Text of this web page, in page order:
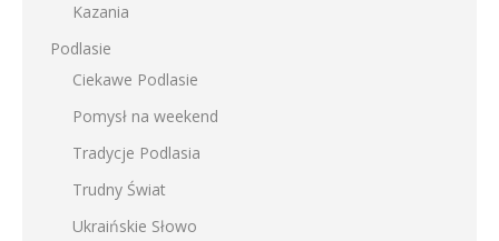
Kazania
Podlasie
Ciekawe Podlasie
Pomysł na weekend
Tradycje Podlasia
Trudny Świat
Ukraińskie Słowo